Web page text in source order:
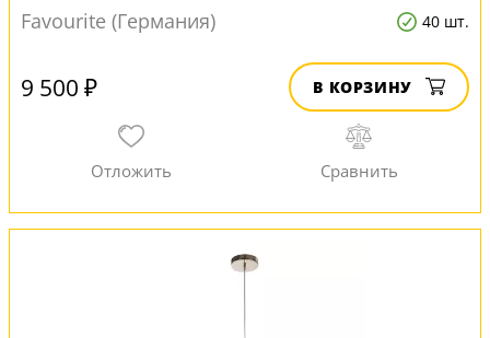
Favourite (Германия) 40 шт.
9 500 ₽ В КОРЗИНУ